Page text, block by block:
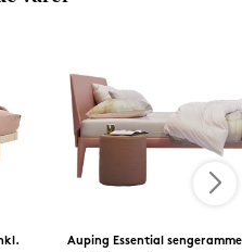
Auping Essential